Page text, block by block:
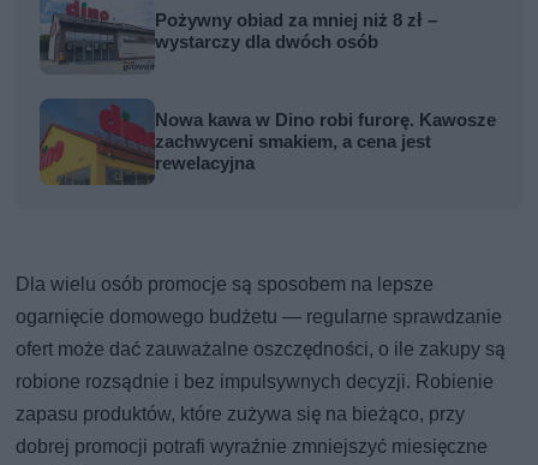
Pożywny obiad za mniej niż 8 zł –
wystarczy dla dwóch osób
Nowa kawa w Dino robi furorę. Kawosze
zachwyceni smakiem, a cena jest
rewelacyjna
Dla wielu osób promocje są sposobem na lepsze
ogarnięcie domowego budżetu — regularne sprawdzanie
ofert może dać zauważalne oszczędności, o ile zakupy są
robione rozsądnie i bez impulsywnych decyzji. Robienie
zapasu produktów, które zużywa się na bieżąco, przy
dobrej promocji potrafi wyraźnie zmniejszyć miesięczne